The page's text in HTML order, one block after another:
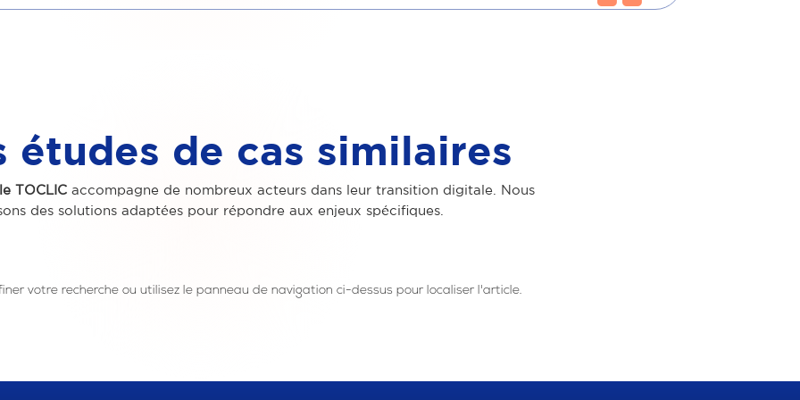
études de cas similaires
TOCLIC accompagne de nombreux acteurs dans leur transition digitale. Nous
des solutions adaptées pour répondre aux enjeux spécifiques.
votre recherche ou utilisez le panneau de navigation ci-dessus pour localiser l'article.